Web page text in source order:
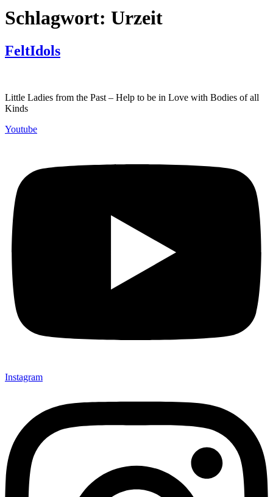
Schlagwort: Urzeit
FeltIdols
Little Ladies from the Past – Help to be in Love with Bodies of all
Kinds
Youtube
Instagram